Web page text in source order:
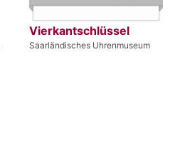
Vierkantschlüssel
Saarländisches Uhrenmuseum